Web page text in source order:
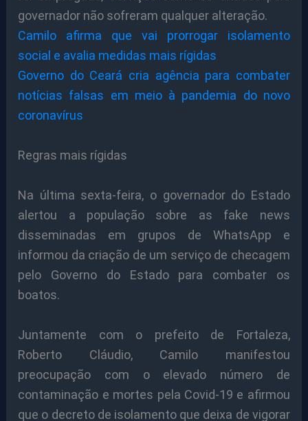
governador não sofreram qualquer alteração.
Camilo afirma que vai prorrogar isolamento
social e avalia medidas mais rígidas
Governo do Ceará cria agência para combater
notícias falsas em meio à pandemia do novo
coronavírus
Regras mais rígidas
Na última sexta-feira, o governador do Estado
alertou a população sobre as fake news
disseminadas em grupos de WhatsApp e
informou da criação de um serviço de checagem
pelo Governo do Estado para combater os
boatos.
Juntamente com o prefeito de Fortaleza,
Roberto Cláudio, Camilo manifestou
preocupação com o elevado número de
contaminação e mortes pela Covid-19 e afirmou
que o decreto de isolamento que deixa de vigorar